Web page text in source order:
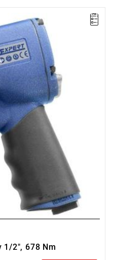
dostęp do miejsc trudno
1/2", 678 Nm